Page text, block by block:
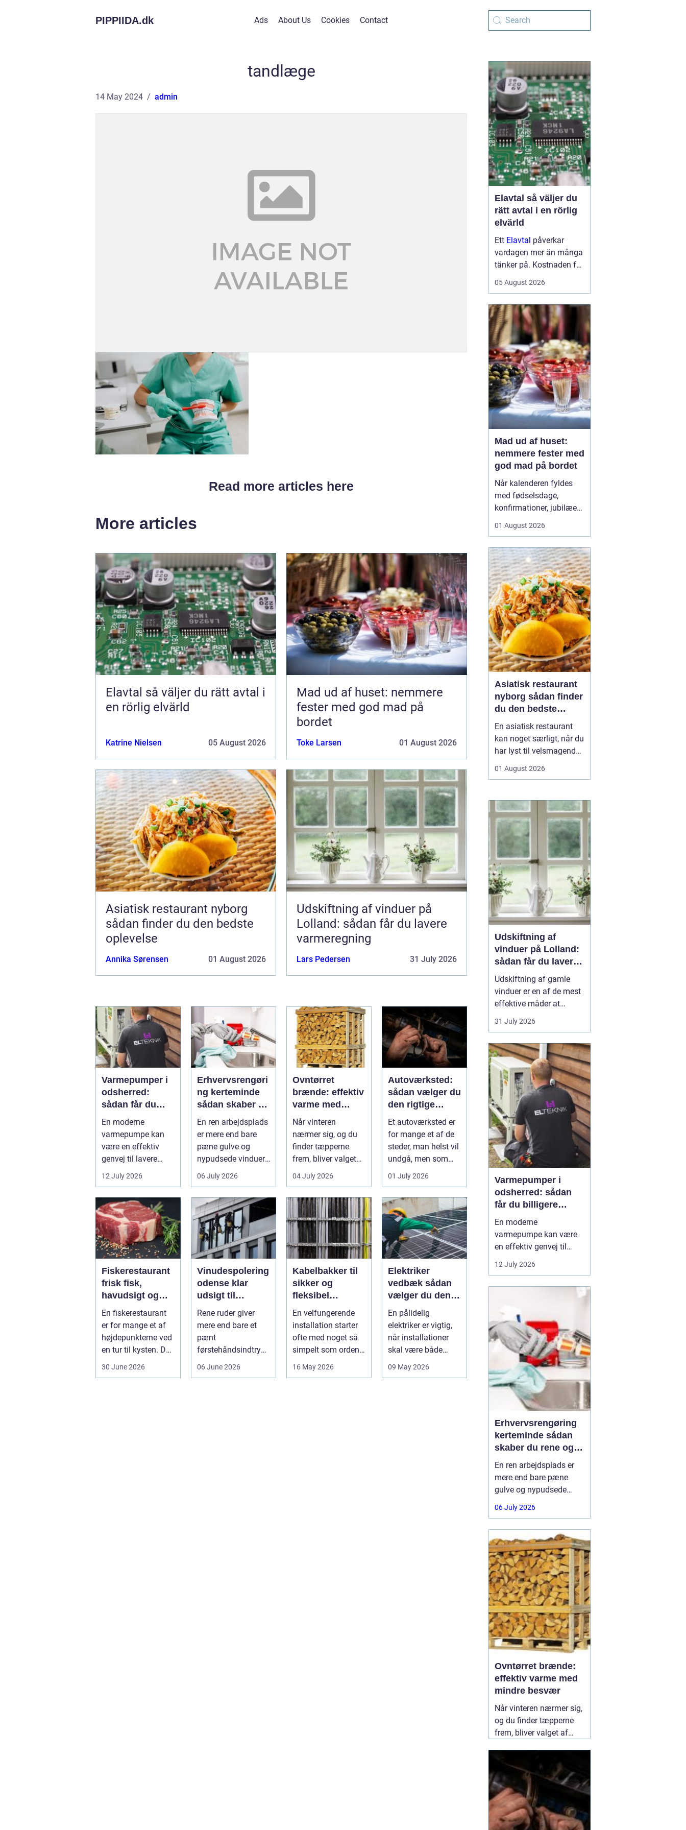
PIPPIIDA.dk Ads About Us Cookies Contact
tandlæge
14 May 2024 admin
Read more articles here
More articles
Elavtal så väljer du rätt avtal i
en rörlig elvärld
Katrine Nielsen 05 August 2026
Mad ud af huset: nemmere
fester med god mad på
bordet
Toke Larsen 01 August 2026
Asiatisk restaurant nyborg
sådan finder du den bedste
oplevelse
Annika Sørensen 01 August 2026
Udskiftning af vinduer på
Lolland: sådan får du lavere
varmeregning
Lars Pedersen 31 July 2026
Varmepumper i
odsherred:
sådan får du
billigere varme
indeklima
En moderne
varmepumpe kan
være en effektiv
genvej til lavere
varmeregning,
mindre CO2-udslip
og et s...
12 July 2026
Erhvervsrengøri
ng kerteminde
sådan skaber du
rene og trygge
rammer på
arbejdspladsen
En ren arbejdsplads
er mere end bare
pæne gulve og
nypudsede vinduer.
Rengøring påvirker
medarbejder...
06 July 2026
Ovntørret
brænde: effektiv
varme med
mindre besvær
Når vinteren
nærmer sig, og du
finder tæpperne
frem, bliver valget
af brænde pludselig
vigtigt. Mang...
04 July 2026
Autoværksted:
sådan vælger du
den rigtige
mekaniker
Et autoværksted er
for mange et af de
steder, man helst vil
undgå, men som
man alligevel...
01 July 2026
Fiskerestaurant
frisk fisk,
havudsigt og
afslappet
atmosfære
En fiskerestaurant
er for mange et af
højdepunkterne ved
en tur til kysten. Du
30 June 2026
Vinudespolering
odense klar
udsigt til
hverdag og
erhverv
Rene ruder giver
mere end bare et
pænt
førstehåndsindtryk.
06 June 2026
Kabelbakker til
sikker og
fleksibel
kabelføring
En velfungerende
installation starter
ofte med noget så
simpelt som orden i
strøm-, da...
16 May 2026
Elektriker
vedbæk sådan
vælger du den
rigtige fagmand
En pålidelig
elektriker er vigtig,
når installationer
skal være både
holdbare. I e...
09 May 2026
Elavtal så väljer du
rätt avtal i en rörlig
elvärld
Ett Elavtal påverkar
vardagen mer än många
tänker på. Kostnaden för
fakturan, utan styr också
när priserna svänger.
Samtidigt är
elmarknaden svå...
05 August 2026
Mad ud af huset:
nemmere fester med
god mad på bordet
Når kalenderen fyldes
med fødselsdage,
konfirmationer, jubilæer
kan køkkenet hurtigt
Mange vil gerne forkæle
gæsterne med god mad,
men uden at bruge
dagevis på...
01 August 2026
Asiatisk restaurant
nyborg sådan finder
du den bedste
oplevelse
En asiatisk restaurant
kan noget særligt, når du
har lyst til velsmagende
velkendte og alligevel
hverdagsmaden. I
Nyborg og omegn leder
mange efter gode steder,
hvor hele familien kan
spise sig mæt i sushi,
kin...
01 August 2026
Udskiftning af
vinduer på Lolland:
sådan får du lavere
varmeregning
Udskiftning af gamle
vinduer er en af de mest
effektive måder at
forbedre både komfort,
indeklima og
på Lolland. Mange huse
i området har stadig
ældre trævinduer med
enkelt- eller termorude...
31 July 2026
Varmepumper i
odsherred: sådan
får du billigere
varme og et bedre
En moderne
varmepumpe kan være
en effektiv genvej til
lavere varmeregning,
mindre CO2-udslip og et
stadig opvarmes med
olie, el-radiatorer eller
ældre fyr, kan skiftet til
varmepumpe mæ...
12 July 2026
Erhvervsrengøring
kerteminde sådan
skaber du rene og
trygge rammer på
arbejdspladsen
En ren arbejdsplads er
mere end bare pæne
gulve og nypudsede
vinduer. Rengøring
påvirker medarbejdernes
førstehåndsindtryk og
virksomhedens samlede
udtryk. I Kerteminde og
omegn vælger mange
virksomheder derfor
professionel
06 July 2026
Ovntørret brænde:
effektiv varme med
mindre besvær
Når vinteren nærmer sig,
og du finder tæpperne
frem, bliver valget af
forskel på, hvor nemt
brænde antændes, hvor
længe det brænder, og
hvor meget røg det giver.
Her skiller04 July 2026